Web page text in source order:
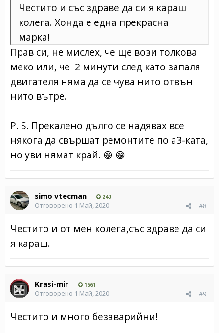
Честито и със здраве да си я караш
колега. Хонда е една прекрасна
марка!
Прав си, не мислех, че ще вози толкова
меко или, че 2 минути след като запаля
двигателя няма да се чува нито отвън
нито вътре.
P. S. Прекалено дълго се надявах все
някога да свършат ремонтите по а3-ката,
но уви нямат край. 😁 😁
simo vtecman 240
#8
Отговорено 1 Май, 2020
Честито и от мен колега,със здраве да си
я караш.
Krasi-mir 1661
#9
Отговорено 1 Май, 2020
Честито и много безаварийни!